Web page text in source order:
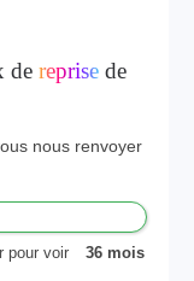
de reprise de
nous renvoyer
pour voir
36 mois